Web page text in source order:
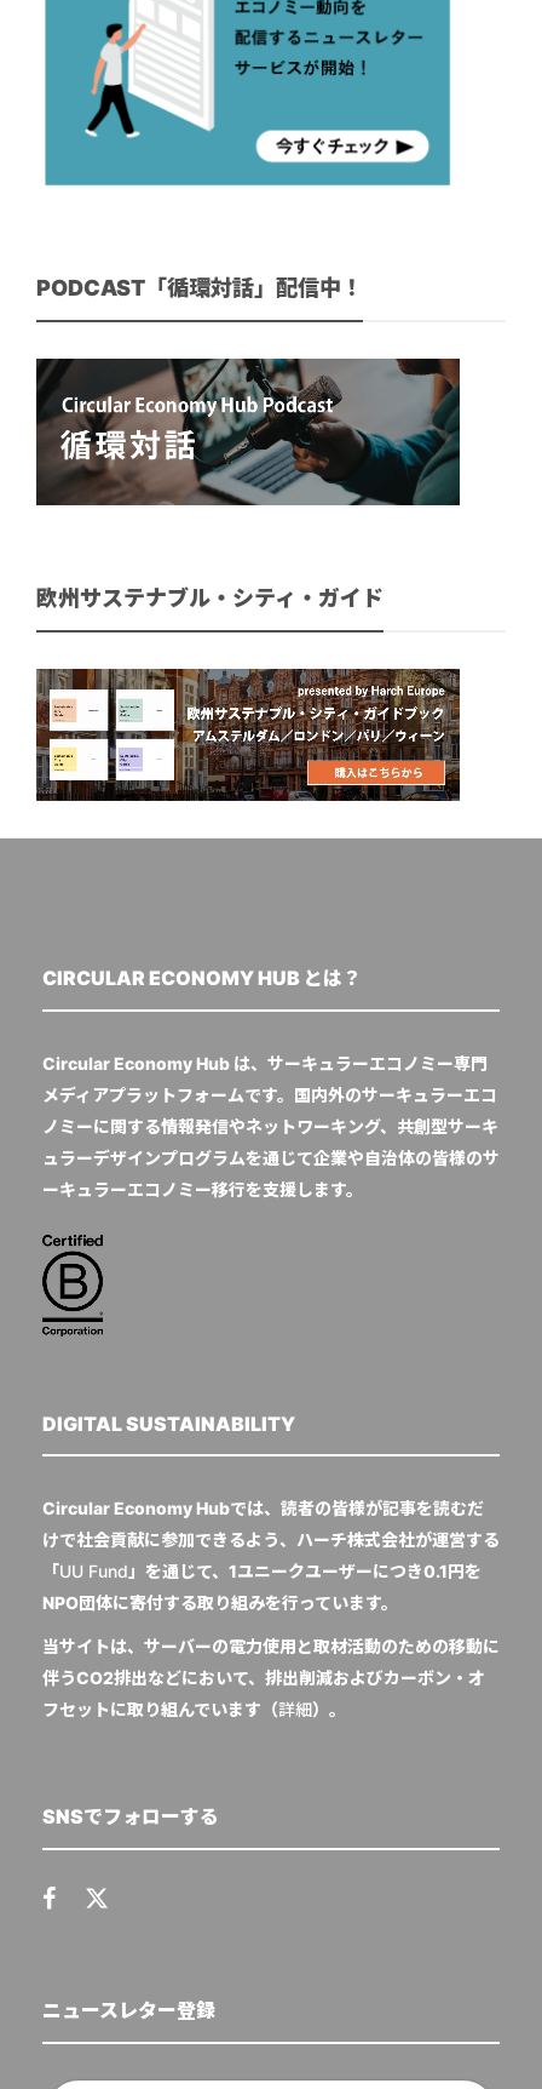
PODCAST「循環対話」配信中！
欧州サステナブル・シティ・ガイド
CIRCULAR ECONOMY HUB とは？
Circular Economy Hub は、サーキュラーエコノミー専門
メディアプラットフォームです。国内外のサーキュラーエコ
ノミーに関する情報発信やネットワーキング、共創型サーキ
ュラーデザインプログラムを通じて企業や自治体の皆様のサ
ーキュラーエコノミー移行を支援します。
DIGITAL SUSTAINABILITY
Circular Economy Hubでは、読者の皆様が記事を読むだ
けで社会貢献に参加できるよう、ハーチ株式会社が運営する
「UU Fund 」を通じて、1ユニークユーザーにつき0.1円を
NPO団体に寄付する取り組みを行っています。
当サイトは、サーバーの電力使用と取材活動のための移動に
伴うCO2排出などにおいて、排出削減およびカーボン・オ
フセットに取り組んでいます（詳細）。
SNSでフォローする
ニュースレター登録